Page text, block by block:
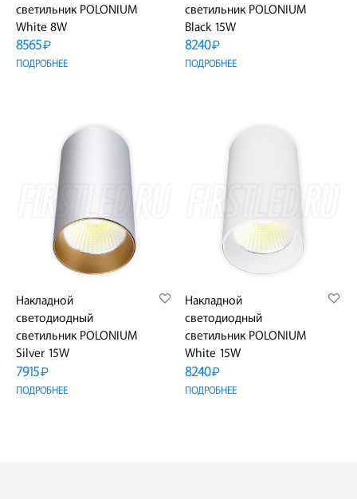
светильник POLONIUM
White 8W
8565₽
ПОДРОБНЕЕ
светильник POLONIUM
Black 15W
8240₽
ПОДРОБНЕЕ
Накладной
светодиодный
светильник POLONIUM
Silver 15W
7915₽
ПОДРОБНЕЕ
Накладной
светодиодный
светильник POLONIUM
White 15W
8240₽
ПОДРОБНЕЕ